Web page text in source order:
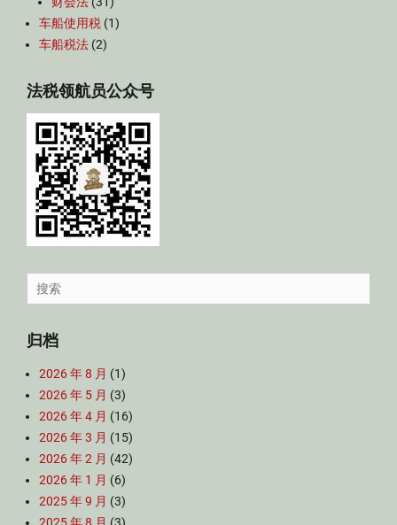
车船使用税 (1)
车船税法 (2)
法税领航员公众号
Search
for:
归档
2026 年 8 月 (1)
2026 年 5 月 (3)
2026 年 4 月 (16)
2026 年 3 月 (15)
2026 年 2 月 (42)
2026 年 1 月 (6)
2025 年 9 月 (3)